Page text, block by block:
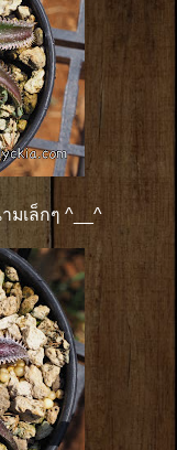
มเล็กๆ ^__^